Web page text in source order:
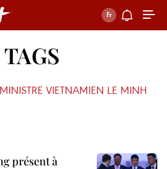
TAGS
VIETNAMIEN LE MINH
présent à